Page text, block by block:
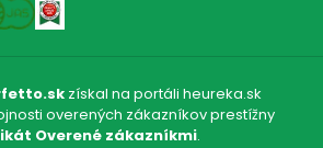
získal na portáli heureka.sk
overených zákazníkov prestížny
Overené zákazníkmi.